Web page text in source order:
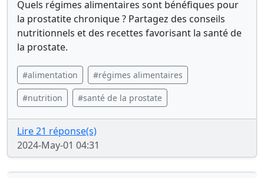
Quels régimes alimentaires sont bénéfiques pour
la prostatite chronique ? Partagez des conseils
nutritionnels et des recettes favorisant la santé de
la prostate.
#alimentation #régimes alimentaires
#nutrition #santé de la prostate
Lire 21 réponse(s)
2024-May-01 04:31